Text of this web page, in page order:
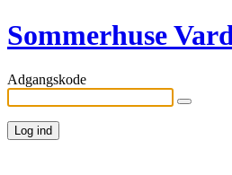
Sommerhuse
Adgangskode